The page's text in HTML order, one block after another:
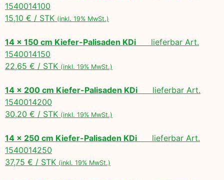
1540014100
15,10 € / STK (inkl. 19% MwSt.)
14 x 150 cm Kiefer-Palisaden KDi lieferbar Art.
1540014150
22,65 € / STK (inkl. 19% MwSt.)
14 x 200 cm Kiefer-Palisaden KDi lieferbar Art.
1540014200
30,20 € / STK (inkl. 19% MwSt.)
14 x 250 cm Kiefer-Palisaden KDi lieferbar Art.
1540014250
37,75 € / STK (inkl. 19% MwSt.)